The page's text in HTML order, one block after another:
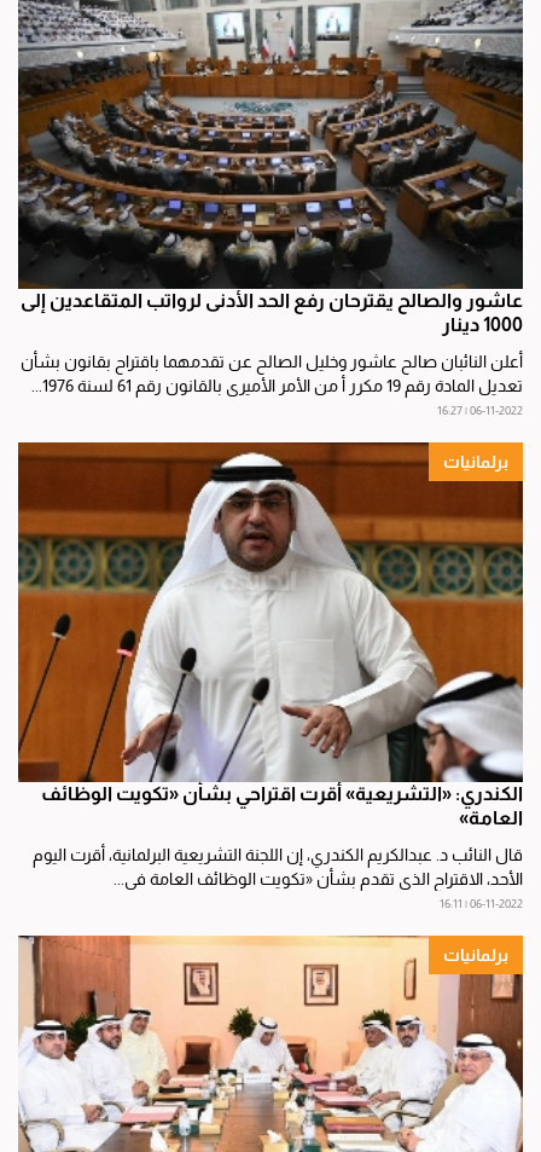
عاشور والصالح يقترحان رفع الحد الأدنى لرواتب المتقاعدين إلى
1000 دينار
أعلن النائبان صالح عاشور وخليل الصالح عن تقدمهما باقتراح بقانون بشأن
تعديل المادة رقم 19 مكرر أ من الأمر الأميري بالقانون رقم 61 لسنة 1976...
06-11-2022 | 16:27
برلمانيات
الكندري: «التشريعية» أقرت اقتراحي بشأن «تكويت الوظائف
العامة»
قال النائب د. عبدالكريم الكندري، إن اللجنة التشريعية البرلمانية، أقرت اليوم
الأحد، الاقتراح الذي تقدم بشأن «تكويت الوظائف العامة في...
06-11-2022 | 16:11
برلمانيات